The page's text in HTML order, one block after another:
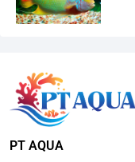
PT AQUA